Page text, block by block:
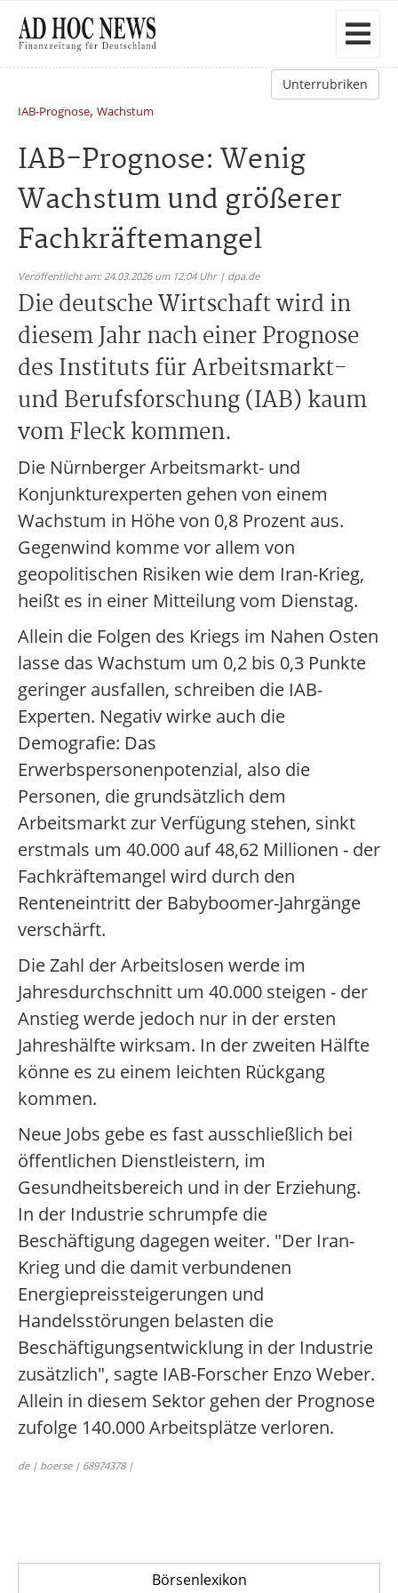
Unterrubriken
IAB-Prognose, Wachstum
IAB-Prognose: Wenig
Wachstum und größerer
Fachkräftemangel
Veröffentlicht am: 24.03.2026 um 12:04 Uhr | dpa.de
Die deutsche Wirtschaft wird in
diesem Jahr nach einer Prognose
des Instituts für Arbeitsmarkt-
und Berufsforschung (IAB) kaum
vom Fleck kommen.
Die Nürnberger Arbeitsmarkt- und
Konjunkturexperten gehen von einem
Wachstum in Höhe von 0,8 Prozent aus.
Gegenwind komme vor allem von
geopolitischen Risiken wie dem Iran-Krieg,
heißt es in einer Mitteilung vom Dienstag.
Allein die Folgen des Kriegs im Nahen Osten
lasse das Wachstum um 0,2 bis 0,3 Punkte
geringer ausfallen, schreiben die IAB-
Experten. Negativ wirke auch die
Demografie: Das
Erwerbspersonenpotenzial, also die
Personen, die grundsätzlich dem
Arbeitsmarkt zur Verfügung stehen, sinkt
erstmals um 40.000 auf 48,62 Millionen - der
Fachkräftemangel wird durch den
Renteneintritt der Babyboomer-Jahrgänge
verschärft.
Die Zahl der Arbeitslosen werde im
Jahresdurchschnitt um 40.000 steigen - der
Anstieg werde jedoch nur in der ersten
Jahreshälfte wirksam. In der zweiten Hälfte
könne es zu einem leichten Rückgang
kommen.
Neue Jobs gebe es fast ausschließlich bei
öffentlichen Dienstleistern, im
Gesundheitsbereich und in der Erziehung.
In der Industrie schrumpfe die
Beschäftigung dagegen weiter. "Der Iran-
Krieg und die damit verbundenen
Energiepreissteigerungen und
Handelsstörungen belasten die
Beschäftigungsentwicklung in der Industrie
zusätzlich", sagte IAB-Forscher Enzo Weber.
Allein in diesem Sektor gehen der Prognose
zufolge 140.000 Arbeitsplätze verloren.
de | boerse | 68974378 |
Börsenlexikon